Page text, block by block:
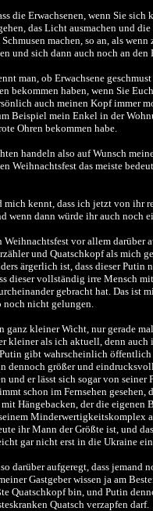
die Erwachsenen, wenn Sie sich
das Licht ausmachen und
machen, so an, als wenn
und sich dann auch noch an
man, ob Erwachsene
bekommen haben, wenn Sie
auch meinen Kopf immer
Beispiel mein Enkel in der
Ohren bekommen habe.
handeln also auf Wunsch
Weihnachtsfest das meiste
mich kennt, dass ich jetzt von ihr
wenn dann würde ihr auch noch
vor allem darüber
und Quatschkopf als mich
ärgerlich ist, dass dieser Putin
dieser vollständig irre Mensch
gebracht hat. Das ist
noch nicht gelungen.
kleiner Wicht, nur gerade
kleiner als ich aktuell, denn auch
gibt wahrscheinlich öffentlich
dennoch größer und
und er lässt sich sogar von seiner
schon im Fernsehen gesehen,
Hängebacken, der die eigenen
Minderwertigkeitskomplex
ihr Mann der Größte ist, und
gar nicht erst in die Ukraine
darüber aufgeregt, dass jemand
Gastgeber wissen ja am
Quatschkopf bin, und Putin
Quatsch verzapfen darf.